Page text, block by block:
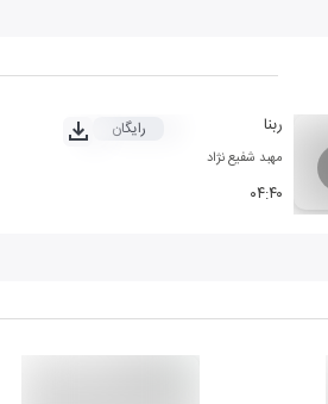
ربنا
مهبد شفیع نژاد
۰۴:۴۰
رایگان